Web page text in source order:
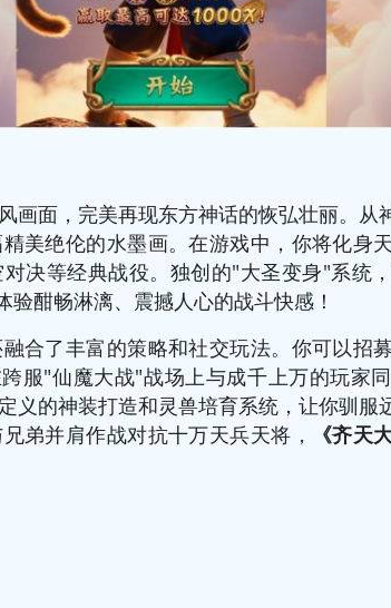
画面，完美再现东方神话的恢弘壮丽。从
美绝伦的水墨画。在游戏中，你将化身
决等经典战役。独创的"大圣变身"系统
酣畅淋漓、震撼人心的战斗快感！
合了丰富的策略和社交玩法。你可以招
服"仙魔大战"战场上与成千上万的玩家
义的神装打造和灵兽培育系统，让你驯服
弟并肩作战对抗十万天兵天将，
《齐天